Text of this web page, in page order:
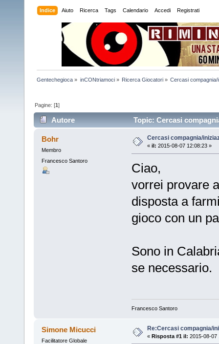
Indice Aiuto Ricerca Tags Calendario Accedi Registrati
Gentechegioca » inCONtriamoci» Ricerca Giocatori» Cercasi
Pagine: [1]
Autore Topic: Cercasi
Bohr
Membro
Francesco Santoro
Cercasi compagnia/
« il: 2015-08-07 12:08:23 »
Ciao,
vorrei provare
disposta a
gioco con un
Sono in
se necessario.
Francesco Santoro
Simone Micucci
Facilitatore Globale
Re:Cercasi compagnia/
« Risposta #1 il: 2015-08-07